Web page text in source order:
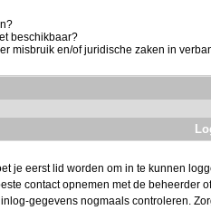
beschikbaar?
misbruik en/of juridische zaken in
je eerst lid worden om in te kunnen
contact opnemen met de beheerder
gegevens nogmaals controleren.